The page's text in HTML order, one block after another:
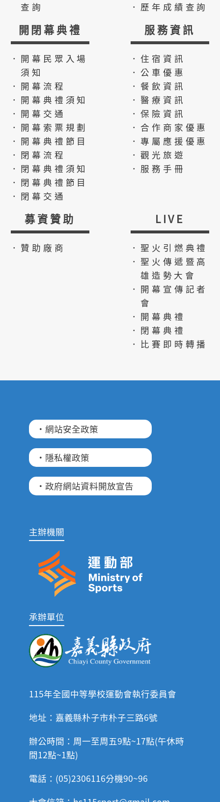
查詢
．歷年成績查詢
開閉幕典禮
．開幕民眾入場
須知
．開幕流程
．開幕典禮須知
．開幕交通
．開幕索票規劃
．開幕典禮節目
．閉幕流程
．閉幕典禮須知
．閉幕典禮節目
．閉幕交通
服務資訊
．住宿資訊
．公車優惠
．餐飲資訊
．醫療資訊
．保險資訊
．合作商家優惠
．專屬應援優惠
．觀光旅遊
．服務手冊
募資贊助
．贊助廠商
LIVE
．聖火引燃典禮
．聖火傳遞暨高
雄造勢大會
．開幕宣傳記者
會
．開幕典禮
．閉幕典禮
．比賽即時轉播
·網站安全政策
·隱私權政策
·政府網站資料開放宣告
主辦機關
承辦單位
115年全國中等學校運動會執行委員會
地址：嘉義縣朴子市朴子三路6號
辦公時間：周一至周五9點~17點(午休時
間12點~1點)
電話：(05)2306116分機90~96